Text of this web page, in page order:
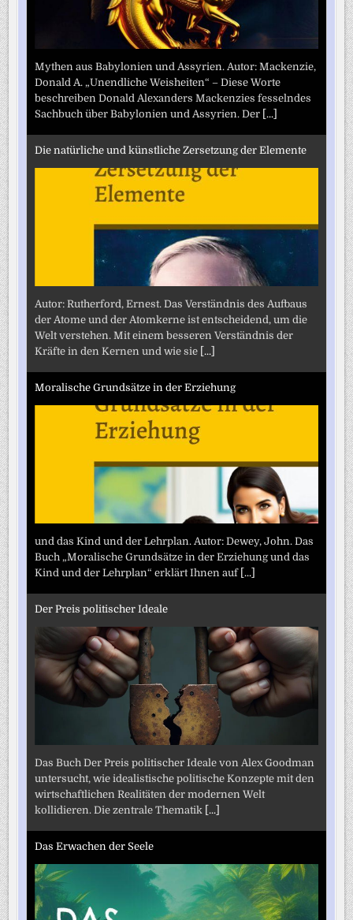
Mythen aus Babylonien und Assyrien. Autor: Mackenzie,
Donald A. „Unendliche Weisheiten“ – Diese Worte
beschreiben Donald Alexanders Mackenzies fesselndes
Sachbuch über Babylonien und Assyrien. Der [...]
Die natürliche und künstliche Zersetzung der Elemente
Autor: Rutherford, Ernest. Das Verständnis des Aufbaus
der Atome und der Atomkerne ist entscheidend, um die
Welt verstehen. Mit einem besseren Verständnis der
Kräfte in den Kernen und wie sie [...]
Moralische Grundsätze in der Erziehung
und das Kind und der Lehrplan. Autor: Dewey, John. Das
Buch „Moralische Grundsätze in der Erziehung und das
Kind und der Lehrplan“ erklärt Ihnen auf [...]
Der Preis politischer Ideale
Das Buch Der Preis politischer Ideale von Alex Goodman
untersucht, wie idealistische politische Konzepte mit den
wirtschaftlichen Realitäten der modernen Welt
kollidieren. Die zentrale Thematik [...]
Das Erwachen der Seele